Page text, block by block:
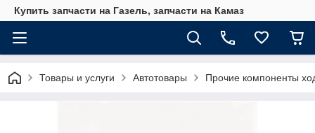
Купить запчасти на Газель, запчасти на Камаз
Товары и услуги Автотовары Прочие компоненты